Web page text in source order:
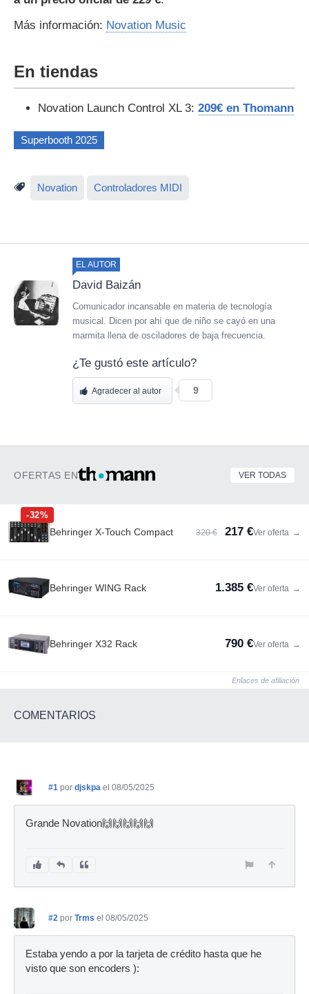
Más información: Novation Music
En tiendas
Novation Launch Control XL 3: 209€ en Thomann
Superbooth 2025
Novation Controladores MIDI
EL AUTOR
David Baizán
Comunicador incansable en materia de tecnología
musical. Dicen por ahí que de niño se cayó en una
marmita llena de osciladores de baja frecuencia.
¿Te gustó este artículo?
Agradecer al autor 9
OFERTAS EN VER TODAS
-32%
Behringer X-Touch Compact 320 € 217 €Ver oferta →
Behringer WING Rack 1.385 €Ver oferta →
Behringer X32 Rack 790 €Ver oferta →
Enlaces de afiliación
COMENTARIOS
#1 por djskpa el 08/05/2025
Grande Novation🙌🙌🙌🙌🙌
#2 por Trms el 08/05/2025
Estaba yendo a por la tarjeta de crédito hasta que he
visto que son encoders ):